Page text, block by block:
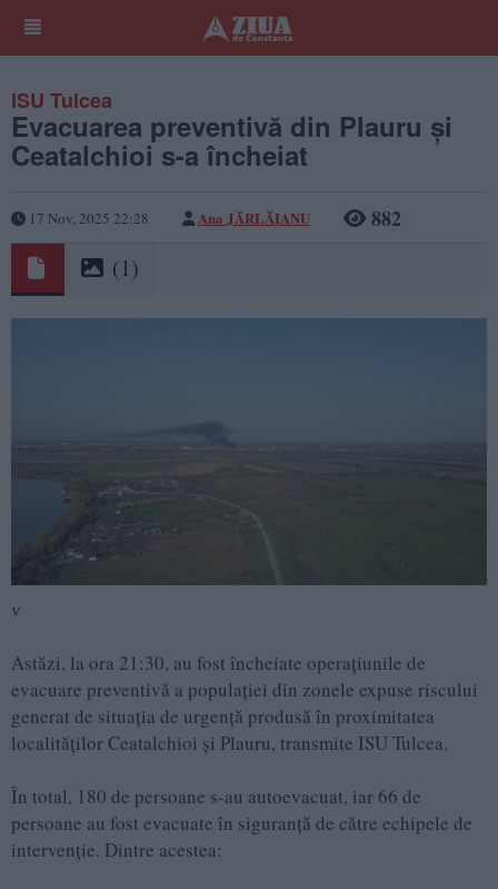
ISU Tulcea
Evacuarea preventivă din Plauru și
Ceatalchioi s-a încheiat
17 Nov, 2025 22:28 Ana JĂRLĂIANU 882
(1)
v
Astăzi, la ora 21:30, au fost încheiate operațiunile de
evacuare preventivă a populației din zonele expuse riscului
generat de situația de urgență produsă în proximitatea
localităților Ceatalchioi și Plauru, transmite ISU Tulcea.
În total, 180 de persoane s-au autoevacuat, iar 66 de
persoane au fost evacuate în siguranță de către echipele de
intervenție. Dintre acestea: